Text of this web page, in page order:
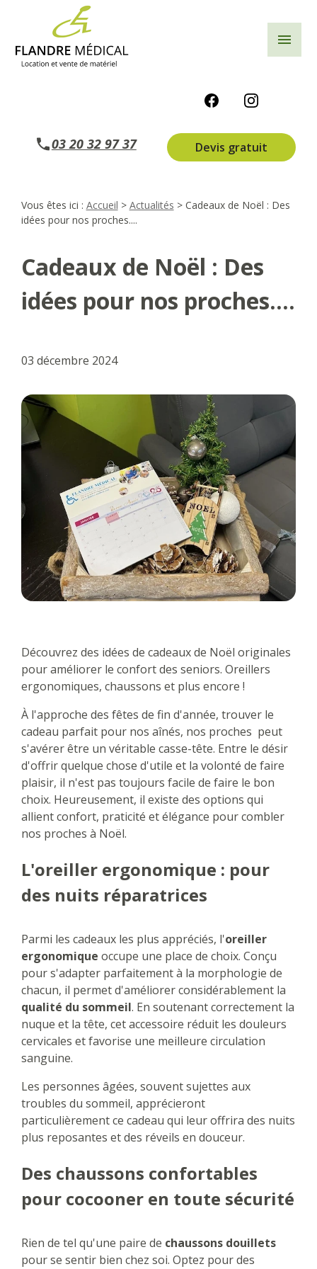
menu
03 20 32 97 37 Devis gratuit
Vous êtes ici : Accueil > Actualités > Cadeaux de Noël : Des
idées pour nos proches....
Cadeaux de Noël : Des
idées pour nos proches....
03 décembre 2024
Découvrez des idées de cadeaux de Noël originales
pour améliorer le confort des seniors. Oreillers
ergonomiques, chaussons et plus encore !
À l'approche des fêtes de fin d'année, trouver le
cadeau parfait pour nos aînés, nos proches peut
s'avérer être un véritable casse-tête. Entre le désir
d'offrir quelque chose d'utile et la volonté de faire
plaisir, il n'est pas toujours facile de faire le bon
choix. Heureusement, il existe des options qui
allient confort, praticité et élégance pour combler
nos proches à Noël.
L'oreiller ergonomique : pour
des nuits réparatrices
Parmi les cadeaux les plus appréciés, l'oreiller
ergonomique occupe une place de choix. Conçu
pour s'adapter parfaitement à la morphologie de
chacun, il permet d'améliorer considérablement la
qualité du sommeil. En soutenant correctement la
nuque et la tête, cet accessoire réduit les douleurs
cervicales et favorise une meilleure circulation
sanguine.
Les personnes âgées, souvent sujettes aux
troubles du sommeil, apprécieront
particulièrement ce cadeau qui leur offrira des nuits
plus reposantes et des réveils en douceur.
Des chaussons confortables
pour cocooner en toute sécurité
Rien de tel qu'une paire de chaussons douillets
pour se sentir bien chez soi. Optez pour des
Panneau de gestion des cookies